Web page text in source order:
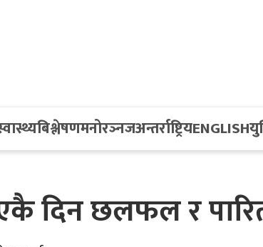
बिश्लेषणमनोरञ्नजअन्तर्राष्ट्रियENGLISH
दिन छलफल र